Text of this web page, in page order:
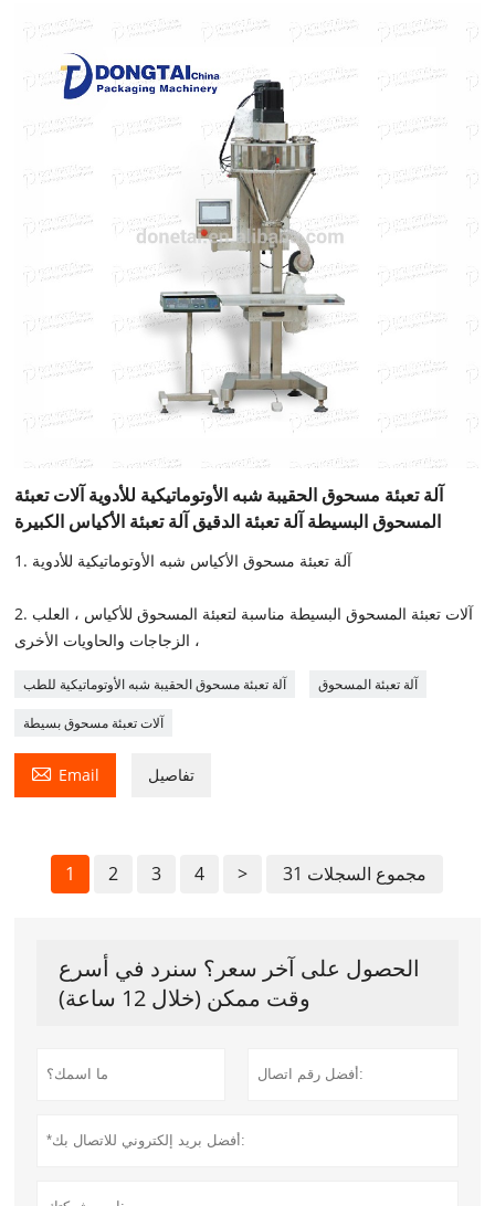
آلة تعبئة مسحوق الحقيبة شبه الأوتوماتيكية للأدوية آلات تعبئة
المسحوق البسيطة آلة تعبئة الدقيق آلة تعبئة الأكياس الكبيرة
1. آلة تعبئة مسحوق الأكياس شبه الأوتوماتيكية للأدوية
2. آلات تعبئة المسحوق البسيطة مناسبة لتعبئة المسحوق للأكياس ، العلب
، الزجاجات والحاويات الأخرى
آلة تعبئة مسحوق الحقيبة شبه الأوتوماتيكية للطب آلة تعبئة المسحوق
آلات تعبئة مسحوق بسيطة
 Email تفاصيل
1 2 3 4 > 31 مجموع السجلات
الحصول على آخر سعر؟ سنرد في أسرع
وقت ممكن (خلال 12 ساعة)